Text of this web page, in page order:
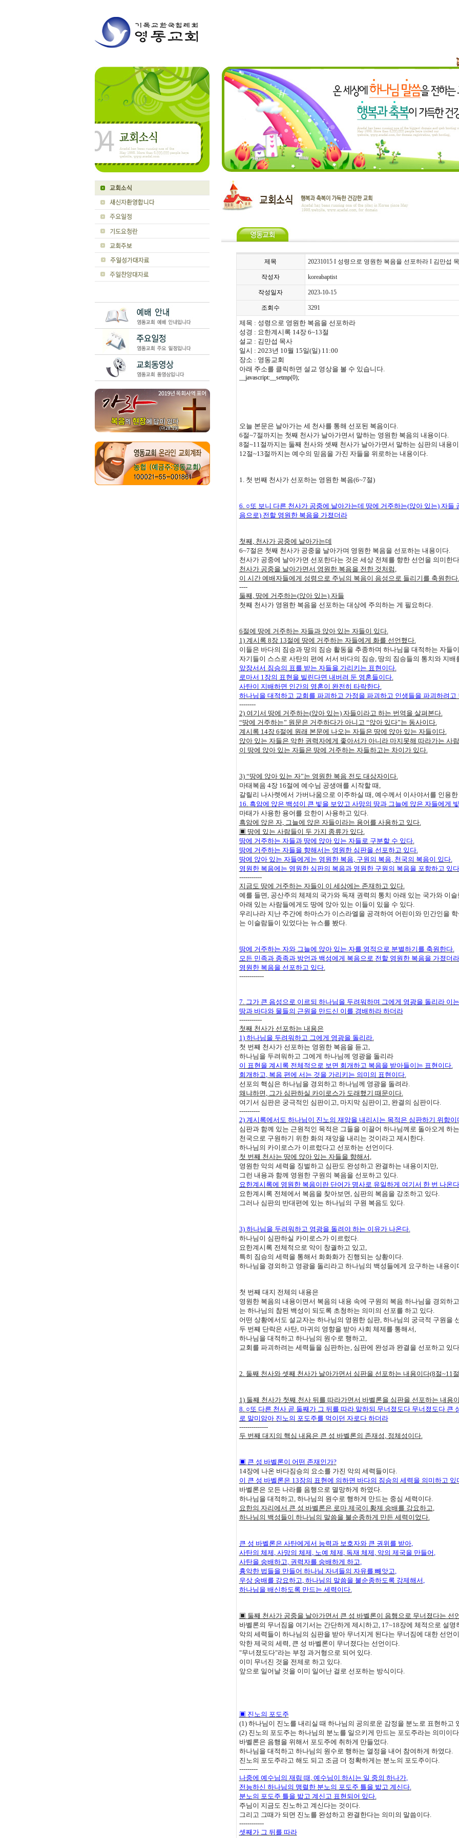
제목 20231015 I 성령으로 영원한 복음을 선포하라 I 김만섭
작성자 koreabaptist
작성일자 2023-10-15
조회수 3291
제목 : 성령으로 영원한 복음을 선포하라
성경 : 요한계시록 14장 6~13절
설교 : 김만섭 목사
일시 : 2023년 10월 15일(일) 11:00
장소 : 영동교회
아래 주소를 클릭하면 설교 영상을 볼 수 있습니다.
__javascript:__setmp(0);
오늘 본문은 날아가는 세 천사를 통해 선포된 복음이다.
6절~7절까지는 첫째 천사가 날아가면서 말하는 영원한 복음의 내용이다.
8절~11절까지는 둘째 천사와 셋째 천사가 날아가면서 말하는 심판의 내용
12절~13절까지는 예수의 믿음을 가진 자들을 위로하는 내용이다.
1. 첫 번째 천사가 선포하는 영원한 복음(6~7절)
6. ○또 보니 다른 천사가 공중에 날아가는데 땅에 거주하는(앉아 있는) 자들
음으로) 전할 영원한 복음을 가졌더라
첫째, 천사가 공중에 날아가는데
6~7절은 첫째 천사가 공중을 날아가며 영원한 복음을 선포하는 내용이다.
천사가 공중에 날아가면 선포한다는 것은 세상 전체를 향한 선언을 의미한다
천사가 공중을 날아가면서 영원한 복음을 전한 것처럼,
이 시간 예배자들에게 성령으로 주님의 복음이 음성으로 들리기를 축원한다.
----
둘째, 땅에 거주하는(앉아 있는) 자들
첫째 천사가 영원한 복음을 선포하는 대상에 주의하는 게 필요하다.
6절에 땅에 거주하는 자들과 앉아 있는 자들이 있다.
1) 계시록 8장 13절에 땅에 거주하는 자들에게 화를 선언했다.
이들은 바다의 짐승과 땅의 짐승 활동을 추종하며 하나님을 대적하는 자들
자기들이 스스로 사탄의 편에 서서 바다의 짐승, 땅의 짐승들의 통치와 지배
앞장서서 짐승의 표를 받는 자들을 가리키는 표현이다.
로마서 1장의 표현을 빌린다면 내버려 둔 영혼들이다.
사탄이 지배하면 인간의 영혼이 완전히 타락한다.
하나님을 대적하고 교회를 파괴하고 가정을 파괴하고 인생들을 파괴하려고
--------
2) 여기서 땅에 거주하는(앉아 있는) 자들이라고 하는 번역을 살펴본다.
“땅에 거주하는” 원문은 거주하다가 아니고 “앉아 있다”는 동사이다.
계시록 14장 6절에 원래 본문에 나오는 자들은 땅에 앉아 있는 자들이다.
앉아 있는 자들은 악한 권력자에게 좋아서가 아니라 마지못해 따라가는 사
이 땅에 앉아 있는 자들은 땅에 거주하는 자들하고는 차이가 있다.
3) “땅에 앉아 있는 자”는 영원한 복음 전도 대상자이다.
마태복음 4장 16절에 예수님 공생애를 시작할 때,
갈릴리 나사렛에서 가버나움으로 이주하실 때, 예수께서 이사야서를 인용
16. 흑암에 앉은 백성이 큰 빛을 보았고 사망의 땅과 그늘에 앉은 자들에게
마태가 사용한 용어를 요한이 사용하고 있다.
흑암에 앉은 자, 그늘에 앉은 자들이라는 용어를 사용하고 있다.
▣ 땅에 있는 사람들이 두 가지 종류가 있다.
땅에 거주하는 자들과 땅에 앉아 있는 자들로 구분할 수 있다.
땅에 거주하는 자들을 향해서는 영원한 심판을 선포하고 있다.
땅에 앉아 있는 자들에게는 영원한 복음, 구원의 복음, 천국의 복음이 있다.
영원한 복음에는 영원한 심판의 복음과 영원한 구원의 복음을 포함하고 있다
-----------
지금도 땅에 거주하는 자들이 이 세상에는 존재하고 있다.
예를 들면, 공산주의 체제의 국가와 독재 권력의 통치 아래 있는 국가와 이
아래 있는 사람들에게도 땅에 앉아 있는 이들이 있을 수 있다.
우리나라 지난 주간에 하마스가 이스라엘을 공격하여 어린이와 민간인을
는 이슬람들이 있었다는 뉴스를 봤다.
땅에 거주하는 자와 그늘에 앉아 있는 자를 영적으로 분별하기를 축원한다.
모든 민족과 종족과 방언과 백성에게 복음으로 전할 영원한 복음을 가졌더라
영원한 복음을 선포하고 있다.
------------
7. 그가 큰 음성으로 이르되 하나님을 두려워하며 그에게 영광을 돌리라 이
땅과 바다와 물들의 근원을 만드신 이를 경배하라 하더라
-----------
첫째 천사가 선포하는 내용은
1) 하나님을 두려워하고 그에게 영광을 돌리라.
첫 번째 천사가 선포하는 영원한 복음을 듣고,
하나님을 두려워하고 그에게 하나님께 영광을 돌리라
이 표현을 계시록 전체적으로 보면 회개하고 복음을 받아들이는 표현이다.
회개하고, 복음 편에 서는 것을 가리키는 의미의 표현이다.
선포의 핵심은 하나님을 경외하고 하나님께 영광을 돌려라.
왜냐하면, 그가 심판하실 카이로스가 도래했기 때문이다.
여기서 심판은 궁극적인 심판이고, 마지막 심판이고, 완결의 심판이다.
----------
2) 계시록에서도 하나님이 진노의 재앙을 내리시는 목적은 심판하기 위함이
심판과 함께 있는 근원적인 목적은 그들을 이끌어 하나님께로 돌아오게 하
천국으로 구원하기 위한 화의 재앙을 내리는 것이라고 제시한다.
하나님의 카이로스가 이르렀다고 선포하는 선언이다.
첫 번째 천사는 땅에 앉아 있는 자들을 향해서,
영원한 악의 세력을 징벌하고 심판도 완성하고 완결하는 내용이지만,
그런 내용과 함께 영원한 구원의 복음을 선포하고 있다.
요한계시록에 영원한 복음이란 단어가 명사로 유일하게 여기서 한 번 나온다
요한계시록 전체에서 복음을 찾아보면, 심판의 복음을 강조하고 있다.
그러나 심판의 반대편에 있는 하나님의 구원 복음도 있다.
3) 하나님을 두려워하고 영광을 돌려야 하는 이유가 나온다.
하나님이 심판하실 카이로스가 이르렀다.
요한계시록 전체적으로 악이 창궐하고 있고,
특히 짐승의 세력을 통해서 화화화가 진행되는 상황이다.
하나님을 경외하고 영광을 돌리라고 하나님의 백성들에게 요구하는 내용이
첫 번째 대지 전체의 내용은
영원한 복음의 내용이면서 복음의 내용 속에 구원의 복음 하나님을 경외하
는 하나님의 참된 백성이 되도록 초청하는 의미의 선포를 하고 있다.
어떤 상황에서도 설교자는 하나님의 영원한 심판, 하나님의 궁극적 구원을
두 번째 단락은 사탄, 마귀의 영향을 받아 사회 체제를 통해서,
하나님을 대적하고 하나님의 원수로 행하고,
교회를 파괴하려는 세력들을 심판하는, 심판에 완성과 완결을 선포하고 있다
2. 둘째 천사와 셋째 천사가 날아가면서 심판을 선포하는 내용이다(8절~11절
1) 둘째 천사가 첫째 천사 뒤를 따라가면서 바벨론을 심판을 선포하는 내용
8. ○또 다른 천사 곧 둘째가 그 뒤를 따라 말하되 무너졌도다 무너졌도다 큰
로 말미암아 진노의 포도주를 먹이던 자로다 하더라
--------------
두 번째 대지의 핵심 내용은 큰 성 바벨론의 존재성, 정체성이다.
▣ 큰 성 바벨론이 어떤 존재인가?
14장에 나온 바다짐승의 요소를 가진 악의 세력들이다.
이 큰 성 바벨론은 13장의 표현에 의하면 바다의 짐승의 세력을 의미하고 있
바벨론은 모든 나라를 음행으로 멸망하게 하였다.
하나님을 대적하고, 하나님의 원수로 행하게 만드는 중심 세력이다.
요한의 자리에서 큰 성 바벨론은 로마 제국이 황제 숭배를 강요하고,
하나님의 백성들이 하나님의 말씀을 불순종하게 만든 세력이었다.
큰 성 바벨론은 사탄에게서 능력과 보호자와 큰 권위를 받아,
사탄의 체제, 사망의 체제, 노예 체제, 독재 체제, 악의 제국을 만들어,
사탄을 숭배하고, 권력자를 숭배하게 하고,
흉악한 법들을 만들어 하나님 자녀들의 자유를 빼앗고,
우상 숭배를 강요하고, 하나님의 말씀을 불순종하도록 강제해서,
하나님을 배신하도록 만드는 세력이다.
▣ 둘째 천사가 공중을 날아가면서 큰 성 바벨론이 음행으로 무너졌다는 선
바벨론의 무너짐을 여기서는 간단하게 제시하고, 17~18장에 체적으로 설명
악의 세력들이 하나님의 심판을 받아 무너지게 된다는 무너짐에 대한 선언
악한 제국의 세력, 큰 성 바벨론이 무너졌다는 선언이다.
"무너졌도다"라는 부정 과거형으로 되어 있다.
이미 무너진 것을 전제로 하고 있다.
앞으로 일어날 것을 이미 일어난 걸로 선포하는 방식이다.
▣ 진노의 포도주
(1) 하나님이 진노를 내리실 때 하나님의 공의로운 감정을 분노로 표현하고
(2) 진노의 포도주는 하나님의 분노를 일으키게 만드는 포도주라는 의미이다
바벨론은 음행을 위해서 포도주에 취하게 만들었다.
하나님을 대적하고 하나님의 원수로 행하는 열정을 내어 참여하게 하였다.
진노의 포도주라고 해도 되고 조금 더 정확하게는 분노의 포도주이다.
---------
나중에 예수님의 재림 때, 예수님이 하시는 일 중의 하나가,
전능하신 하나님의 맹렬한 분노의 포도주 틀을 밟고 계신다.
분노의 포도주 틀을 밟고 계신고 표현되어 있다.
주님이 지금도 진노하고 계신다는 것이다.
그리고 그때가 되면 진노를 완성하고 완결한다는 의미의 말씀이다.
------------
셋째가 그 뒤를 따라